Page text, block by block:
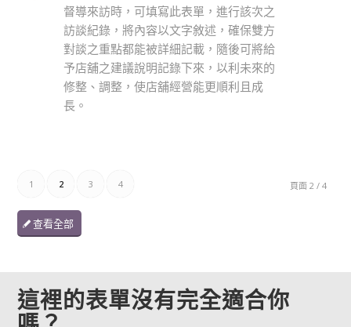
督導來訪時，可填寫此表單，進行該次之
訪談紀錄，將內容以文字敘述，確保雙方
對談之重點都能被詳細記載，隨後可將給
予店舖之建議說明記錄下來，以利未來的
修整、調整，使店舖經營能更順利且成
長。
頁面 2 / 4
1 2 3 4
查看全部
這裡的表單沒有完全適合你